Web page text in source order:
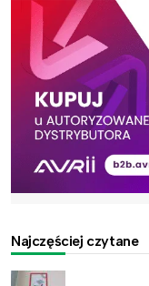
Najczęściej czytane